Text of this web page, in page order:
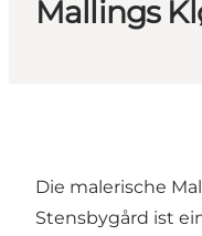
Mallings
Die malerische
Stensbygård ist